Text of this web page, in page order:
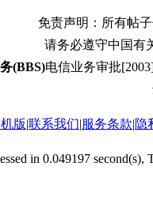
免责声明：所有帖
请务必遵守中国有
(BBS)电信业务审批
版|联系我们|服务条款|隐
in 0.049197